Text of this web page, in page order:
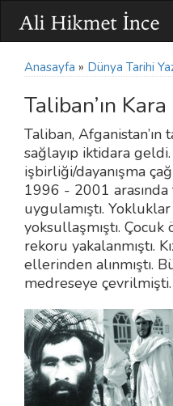
Anasayfa » Dünya Tarihi
Taliban’ın
Taliban,
sağlayıp iktidara
işbirliği/dayanışma
1996 - 2001 arasında
uygulamıştı.
yoksullaşmıştı.
rekoru yakalanmıştı.
ellerinden alınmıştı.
medreseye çevrilmişti.